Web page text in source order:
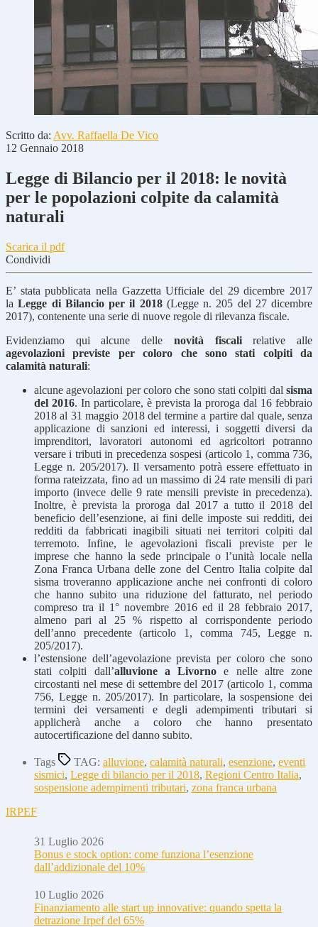
Scritto da: Avv. Raffaella De Vico
12 Gennaio 2018
Legge di Bilancio per il 2018: le novità
per le popolazioni colpite da calamità
naturali
Scarica il pdf
Condividi
E’ stata pubblicata nella Gazzetta Ufficiale del 29 dicembre 2017
laLegge di Bilancio per il 2018(Legge n. 205 del 27 dicembre
2017), contenente una serie di nuove regole di rilevanza fiscale.
Evidenziamo qui alcune delle novità fiscalirelative alle
agevolazioni previste per coloro che sono stati colpiti da
calamità naturali:
alcune agevolazioni per coloro che sono stati colpiti dal sisma
del 2016. In particolare, è prevista la proroga dal 16 febbraio
2018 al 31 maggio 2018 del termine a partire dal quale, senza
applicazione di sanzioni ed interessi, i soggetti diversi da
imprenditori, lavoratori autonomi ed agricoltori potranno
versare i tributi in precedenza sospesi (articolo 1, comma 736,
Legge n. 205/2017). Il versamento potrà essere effettuato in
forma rateizzata, fino ad un massimo di 24 rate mensili di pari
importo (invece delle 9 rate mensili previste in precedenza).
Inoltre, è prevista la proroga dal 2017 a tutto il 2018 del
beneficio dell’esenzione, ai fini delle imposte sui redditi, dei
redditi da fabbricati inagibili situati nei territori colpiti dal
terremoto. Infine, le agevolazioni fiscali previste per le
imprese che hanno la sede principale o l’unità locale nella
Zona Franca Urbana delle zone del Centro Italia colpite dal
sisma troveranno applicazione anche nei confronti di coloro
che hanno subito una riduzione del fatturato, nel periodo
compreso tra il 1° novembre 2016 ed il 28 febbraio 2017,
almeno pari al 25 % rispetto al corrispondente periodo
dell’anno precedente (articolo 1, comma 745, Legge n.
205/2017).
l’estensione dell’agevolazione prevista per coloro che sono
stati colpiti dall’alluvione a Livorno e nelle altre zone
circostanti nel mese di settembre del 2017 (articolo 1, comma
756, Legge n. 205/2017). In particolare, la sospensione dei
termini dei versamenti e degli adempimenti tributari si
applicherà anche a coloro che hanno presentato
autocertificazione del danno subito.
Tags TAG: alluvione, calamità naturali, esenzione, eventi
sismici, Legge di bilancio per il 2018, Regioni Centro Italia,
sospensione adempimenti tributari, zona franca urbana
IRPEF
31 Luglio 2026
Bonus e stock option: come funziona l’esenzione
dall’addizionale del 10%
10 Luglio 2026
Finanziamento alle start up innovative: quando spetta la
detrazione Irpef del 65%